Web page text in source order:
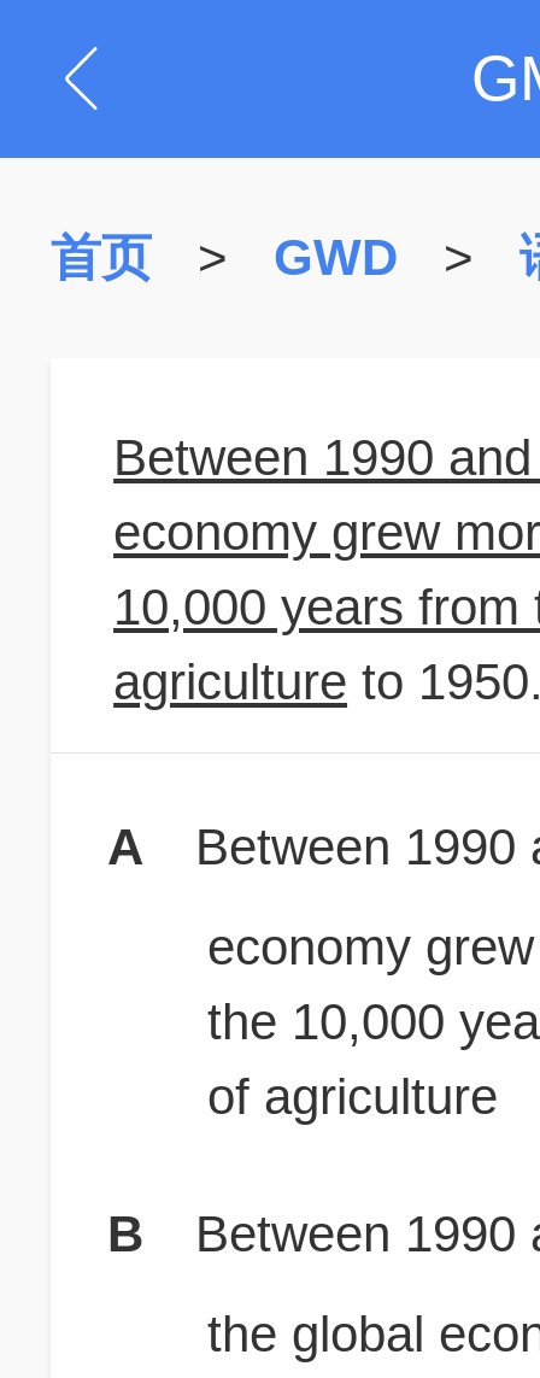
首页 > GWD >
Between 1990
economy grew
10,000 years from
agriculture to
A
Between 1990
economy
the 10,000
of agriculture
B
Between 1990
the global